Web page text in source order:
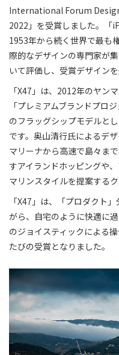
International Forum
2022」を受賞しました。「
1953年から続く世界で最も
際的なデザインの専門家が
いて評価し、受賞デザインを
「X47」は、2012年のヤン
「プレミアムブランドプロ
のフラッグシップモデルと
です。奥山清行氏によるデ
マリーナから高速で島々ま
すアイランドホッピングや
マリンスタイルを提案する
「X47」は、「プロダクト
がら、自宅のように快適に
のジョイスティックによる
たびの受賞となりました。